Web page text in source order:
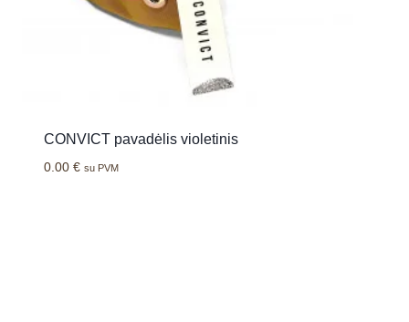
CONVICT pavadėlis violetinis
0.00 € su PVM